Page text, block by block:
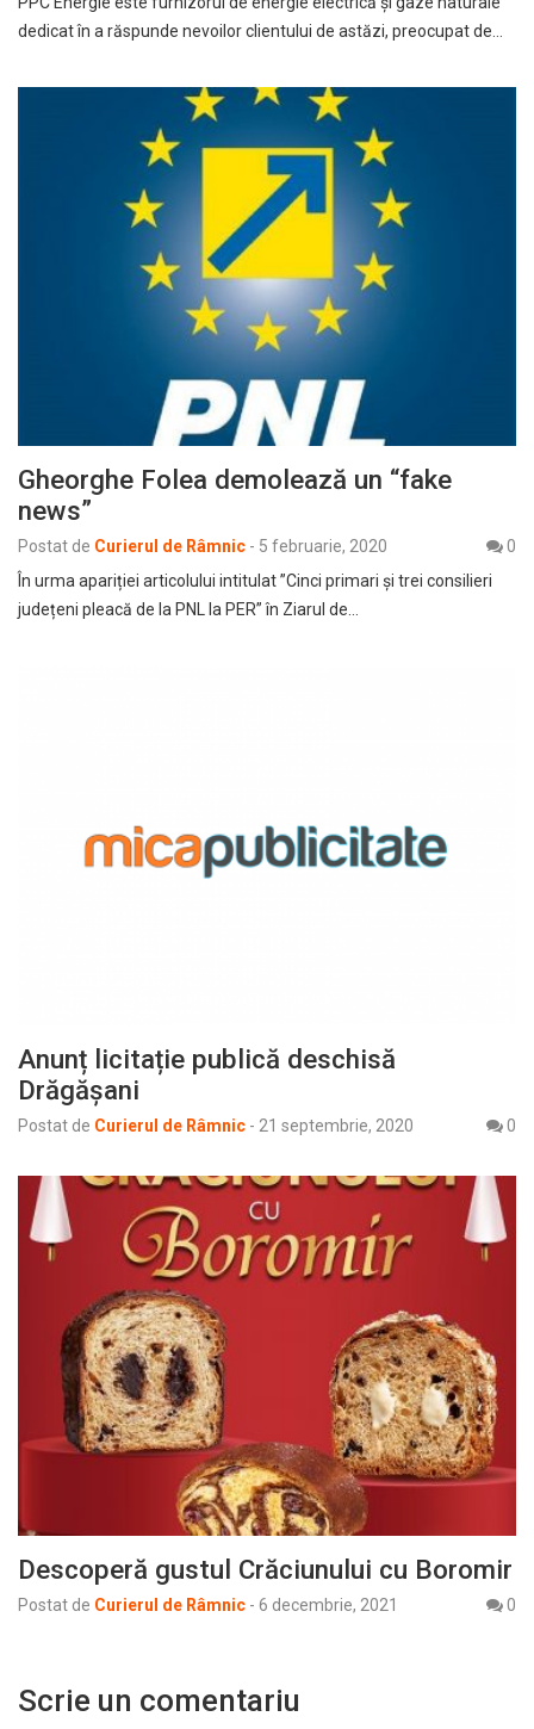
dedicat în a răspunde nevoilor clientului de astăzi, preocupat de…
Gheorghe Folea demolează un “fake
news”
Postat de Curierul de Râmnic - 5 februarie, 2020
0
În urma apariției articolului intitulat ”Cinci primari și trei consilieri
județeni pleacă de la PNL la PER” în Ziarul de…
Anunț licitație publică deschisă
Drăgășani
Postat de Curierul de Râmnic - 21 septembrie, 2020 0
Descoperă gustul Crăciunului cu Boromir
Postat de Curierul de Râmnic - 6 decembrie, 2021 0
Scrie un comentariu